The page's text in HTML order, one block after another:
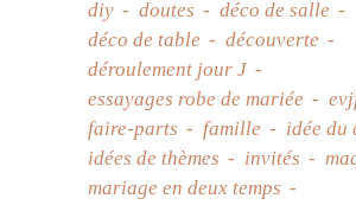
diy
doutes
déco de salle
déco de table
découverte
déroulement jour J
essayages robe de mariée
faire-parts
famille
idée du
idées de thèmes
invités
mariage en deux temps